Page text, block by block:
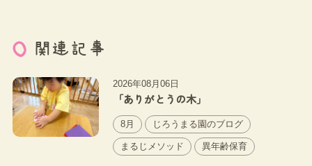
関連記事
2026年08月06日
「ありがとうの木」
8月 じろうまる園のブログ
まるじメソッド 異年齢保育